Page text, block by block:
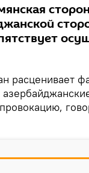
расценивает